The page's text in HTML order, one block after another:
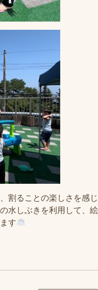
割ることの楽しさを感じ
水しぶきを利用して、絵
す